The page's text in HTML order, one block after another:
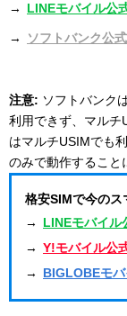
→ LINEモバイル公
→ ソフトバンク公
注意: ソフトバンク
利用できず、マルチ
はマルチUSIMでも
のみで動作すること
格安SIMで今のス
→
LINEモバイル
→ Y!モバイル公
→
BIGLOBEモ